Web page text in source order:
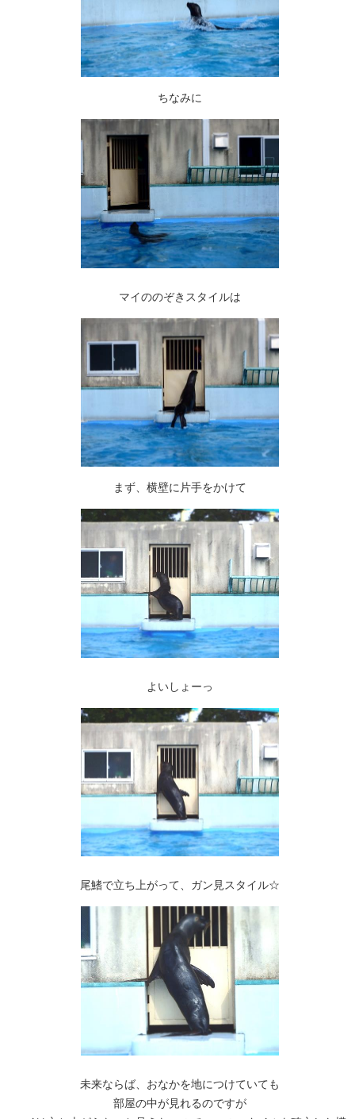
ちなみに
マイののぞきスタイルは
まず、横壁に片手をかけて
よいしょーっ
尾鰭で立ち上がって、ガン見スタイル☆
未来ならば、おなかを地につけていても
部屋の中が見れるのですが